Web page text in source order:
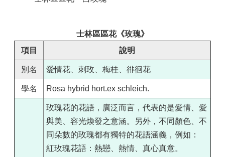
士林區區花《玫瑰》
項目
說明
別名 愛情花、刺玫、梅桂、徘徊花
學名 Rosa hybrid hort.ex schleich.
玫瑰花的花語，廣泛而言，代表的是愛情、愛
與美、容光煥發之意涵。另外，不同顏色、不
同朵數的玫瑰都有獨特的花語涵義，例如：
紅玫瑰花語：熱戀、熱情、真心真意。